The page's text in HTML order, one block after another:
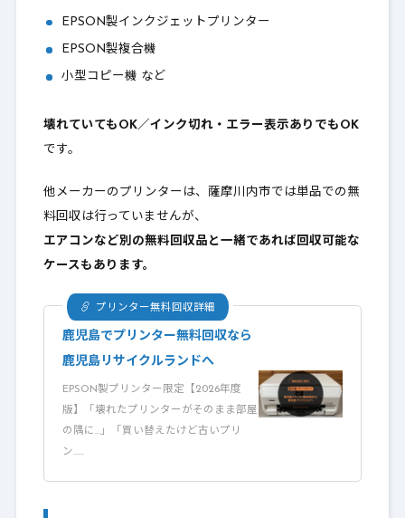
EPSON製インクジェットプリンター
EPSON製複合機
小型コピー機 など
壊れていてもOK／インク切れ・エラー表示ありでもOK
です。
他メーカーのプリンターは、薩摩川内市では単品での無
料回収は行っていませんが、
エアコンなど別の無料回収品と一緒であれば回収可能な
ケースもあります。
プリンター無料回収詳細
鹿児島でプリンター無料回収なら
鹿児島リサイクルランドへ
EPSON製プリンター限定【2026年度
版】「壊れたプリンターがそのまま部屋
の隅に…」「買い替えたけど古いプリ
ン……